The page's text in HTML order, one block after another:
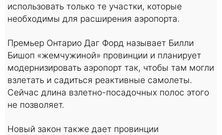
использовать только те участки, которые
необходимы для расширения аэропорта.
Премьер Онтарио Даг Форд называет Билли
Бишоп «жемчужиной» провинции и планирует
модернизировать аэропорт так, чтобы там могли
взлетать и садиться реактивные самолеты.
Сейчас длина взлетно-посадочных полос этого
не позволяет.
Новый закон также дает провинции